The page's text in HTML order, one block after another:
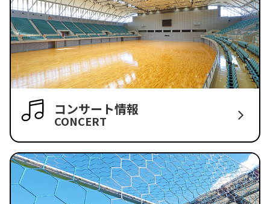
コンサート情報
CONCERT